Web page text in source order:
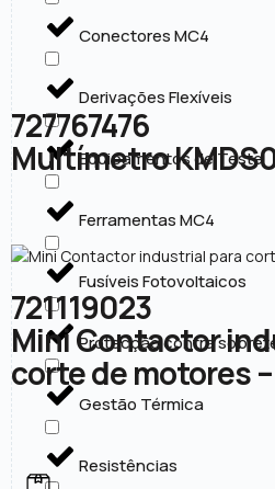
Conectores MC4
Derivações Flexíveis
Equipamentos de Teste
Ferramentas MC4
Fusíveis Fotovoltaicos
Protecção contra
Gestão Térmica
Resistências
727767476
Multímetro
721119023
Mini Contactor
corte de motores –